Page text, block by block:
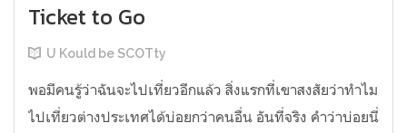
Ticket to Go
U Kould be SCOTty
พอมีคนรู้ว่าฉันจะไปเที่ยวอีกแล้ว สิ่งแรกที่เขาสงสัยว่าทำไม
ไปเที่ยวต่างประเทศได้บ่อยกว่าคนอื่น อันที่จริง คำว่าบ่อยนี่